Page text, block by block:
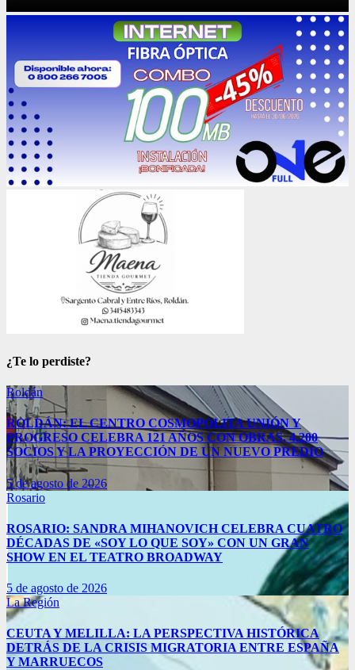
¿Te lo perdiste?
Roldán
ROLDÁN: EL CENTRO COSMOPOLITA UNIÓN Y
PROGRESO CELEBRA 121 AÑOS CON OBRAS, 4.200
SOCIOS Y LA PROYECCIÓN DE UN NUEVO PREDIO
5 de agosto de 2026
Rosario
ROSARIO: SANDRA MIHANOVICH CELEBRA CUATRO
DÉCADAS DE «SOY LO QUE SOY» CON UN GRAN
SHOW EN EL TEATRO BROADWAY
5 de agosto de 2026
La Región
CEUTA Y MELILLA: LA PERSPECTIVA HISTÓRICA
DETRÁS DE LA CRISIS MIGRATORIA ENTRE ESPAÑA
Y MARRUECOS